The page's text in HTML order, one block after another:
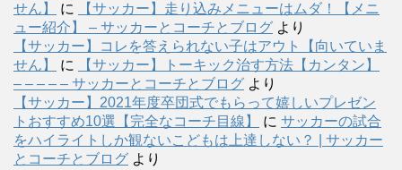
せん】
に
【サッカー】走り込みメニューはムダ！【メニ
ュー紹介】 – サッカーとコーチとブログ より
【サッカー】コレを答えられない子はアウト【向いていま
せん】
に
【サッカー】トーキック治す方法【カンタン】
– – – – – サッカーとコーチとブログ より
【サッカー】2021年度卒団式でもらって嬉しいプレゼン
トおすすめ10選【完全なコーチ目線】
に サッカーの試合
をハイライトしか観ないこどもは上達しない？ | サッカー
とコーチとブログ より